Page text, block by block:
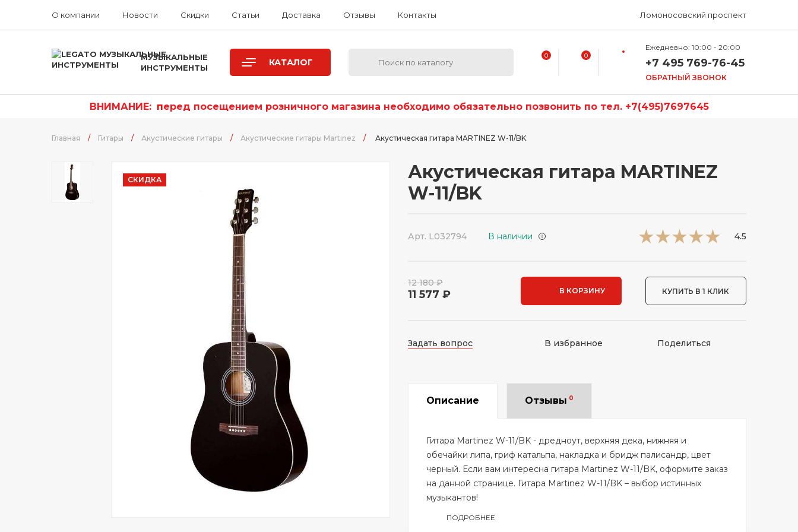
О компании Новости Скидки Статьи Доставка Отзывы Контакты Ломоносовский проспект
МУЗЫКАЛЬНЫЕ
ИНСТРУМЕНТЫ
КАТАЛОГ
0 0
Ежедневно: 10:00 - 20:00
+7 495 769-76-45
ОБРАТНЫЙ ЗВОНОК
ВНИМАНИЕ: перед посещением розничного магазина необходимо обязательно позвонить по тел. +7(495)7697645
Главная / Гитары / Акустические гитары / Акустические гитары Martinez / Акустическая гитара MARTINEZ W-11/BK
СКИДКА
Акустическая гитара MARTINEZ
W-11/BK
Арт. L032794 В наличии i 4.5
12 180 ₽
11 577 ₽ В КОРЗИНУ КУПИТЬ В 1 КЛИК
Задать вопрос В избранное Поделиться
Описание Отзывы 0
Гитара Martinez W-11/BK - дредноут, верхняя дека, нижняя и
обечайки липа, гриф катальпа, накладка и бридж палисандр, цвет
черный. Если вам интересна гитара Martinez W-11/BK, оформите заказ
на данной странице. Гитара Martinez W-11/BK – выбор истинных
музыкантов!
ПОДРОБНЕЕ